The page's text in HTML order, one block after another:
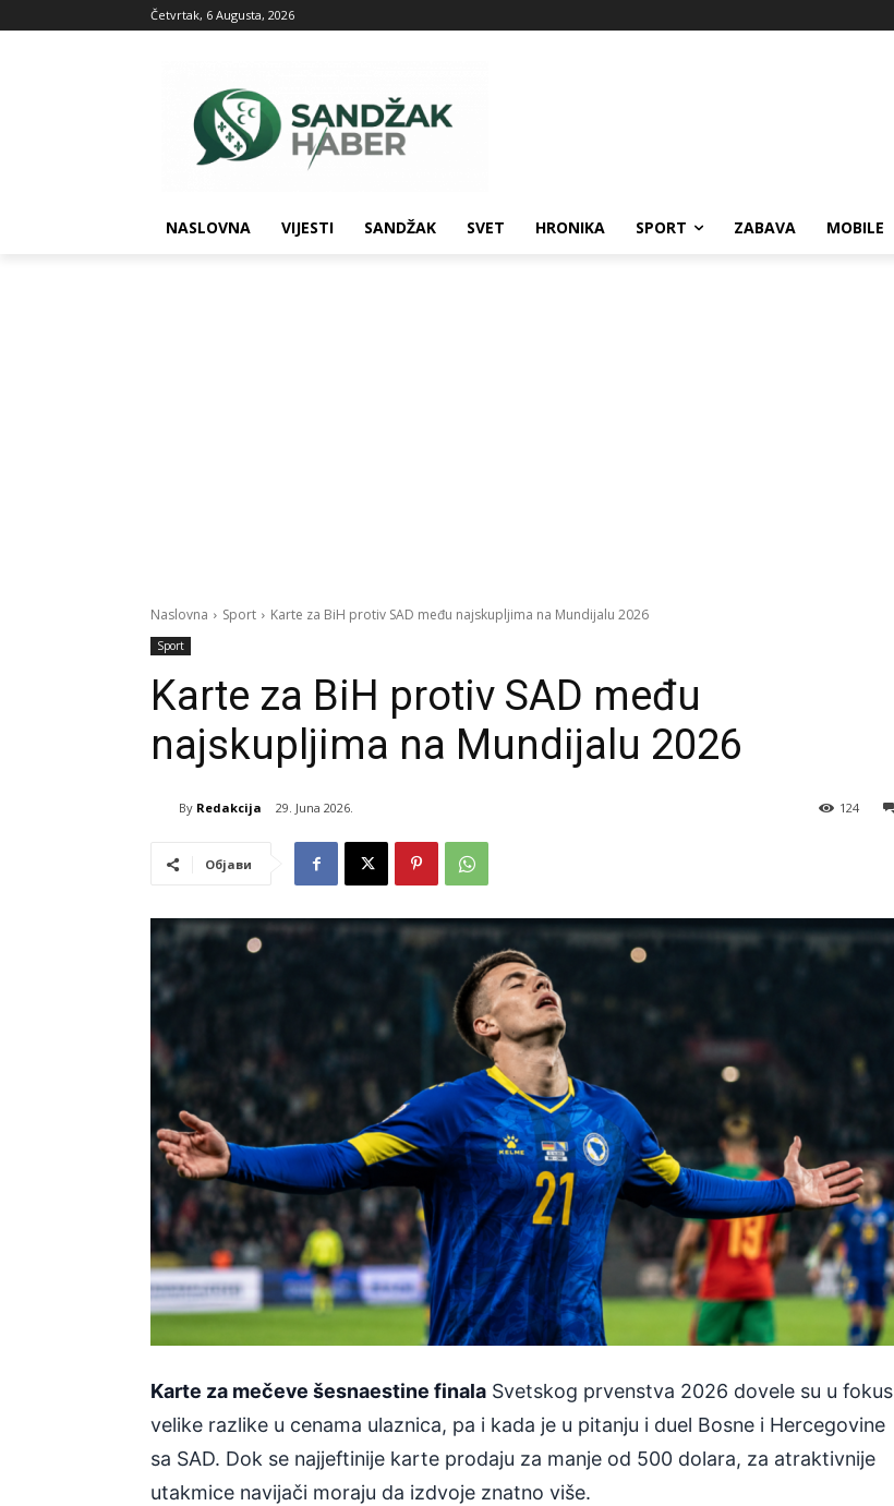
Četvrtak, 6 Augusta, 2026
NASLOVNA VIJESTI SANDŽAK SVET HRONIKA SPORT ZABAVA MOBILE
Naslovna Sport Karte za BiH protiv SAD među najskupljima na Mundijalu 2026
Sport
Karte za BiH protiv SAD među
najskupljima na Mundijalu 2026
By Redakcija 29. Juna 2026. 124
Објави
Karte za mečeve šesnaestine finala Svetskog prvenstva 2026 dovele su u fokus
velike razlike u cenama ulaznica, pa i kada je u pitanju i duel Bosne i Hercegovine
sa SAD. Dok se najjeftinije karte prodaju za manje od 500 dolara, za atraktivnije
utakmice navijači moraju da izdvoje znatno više.